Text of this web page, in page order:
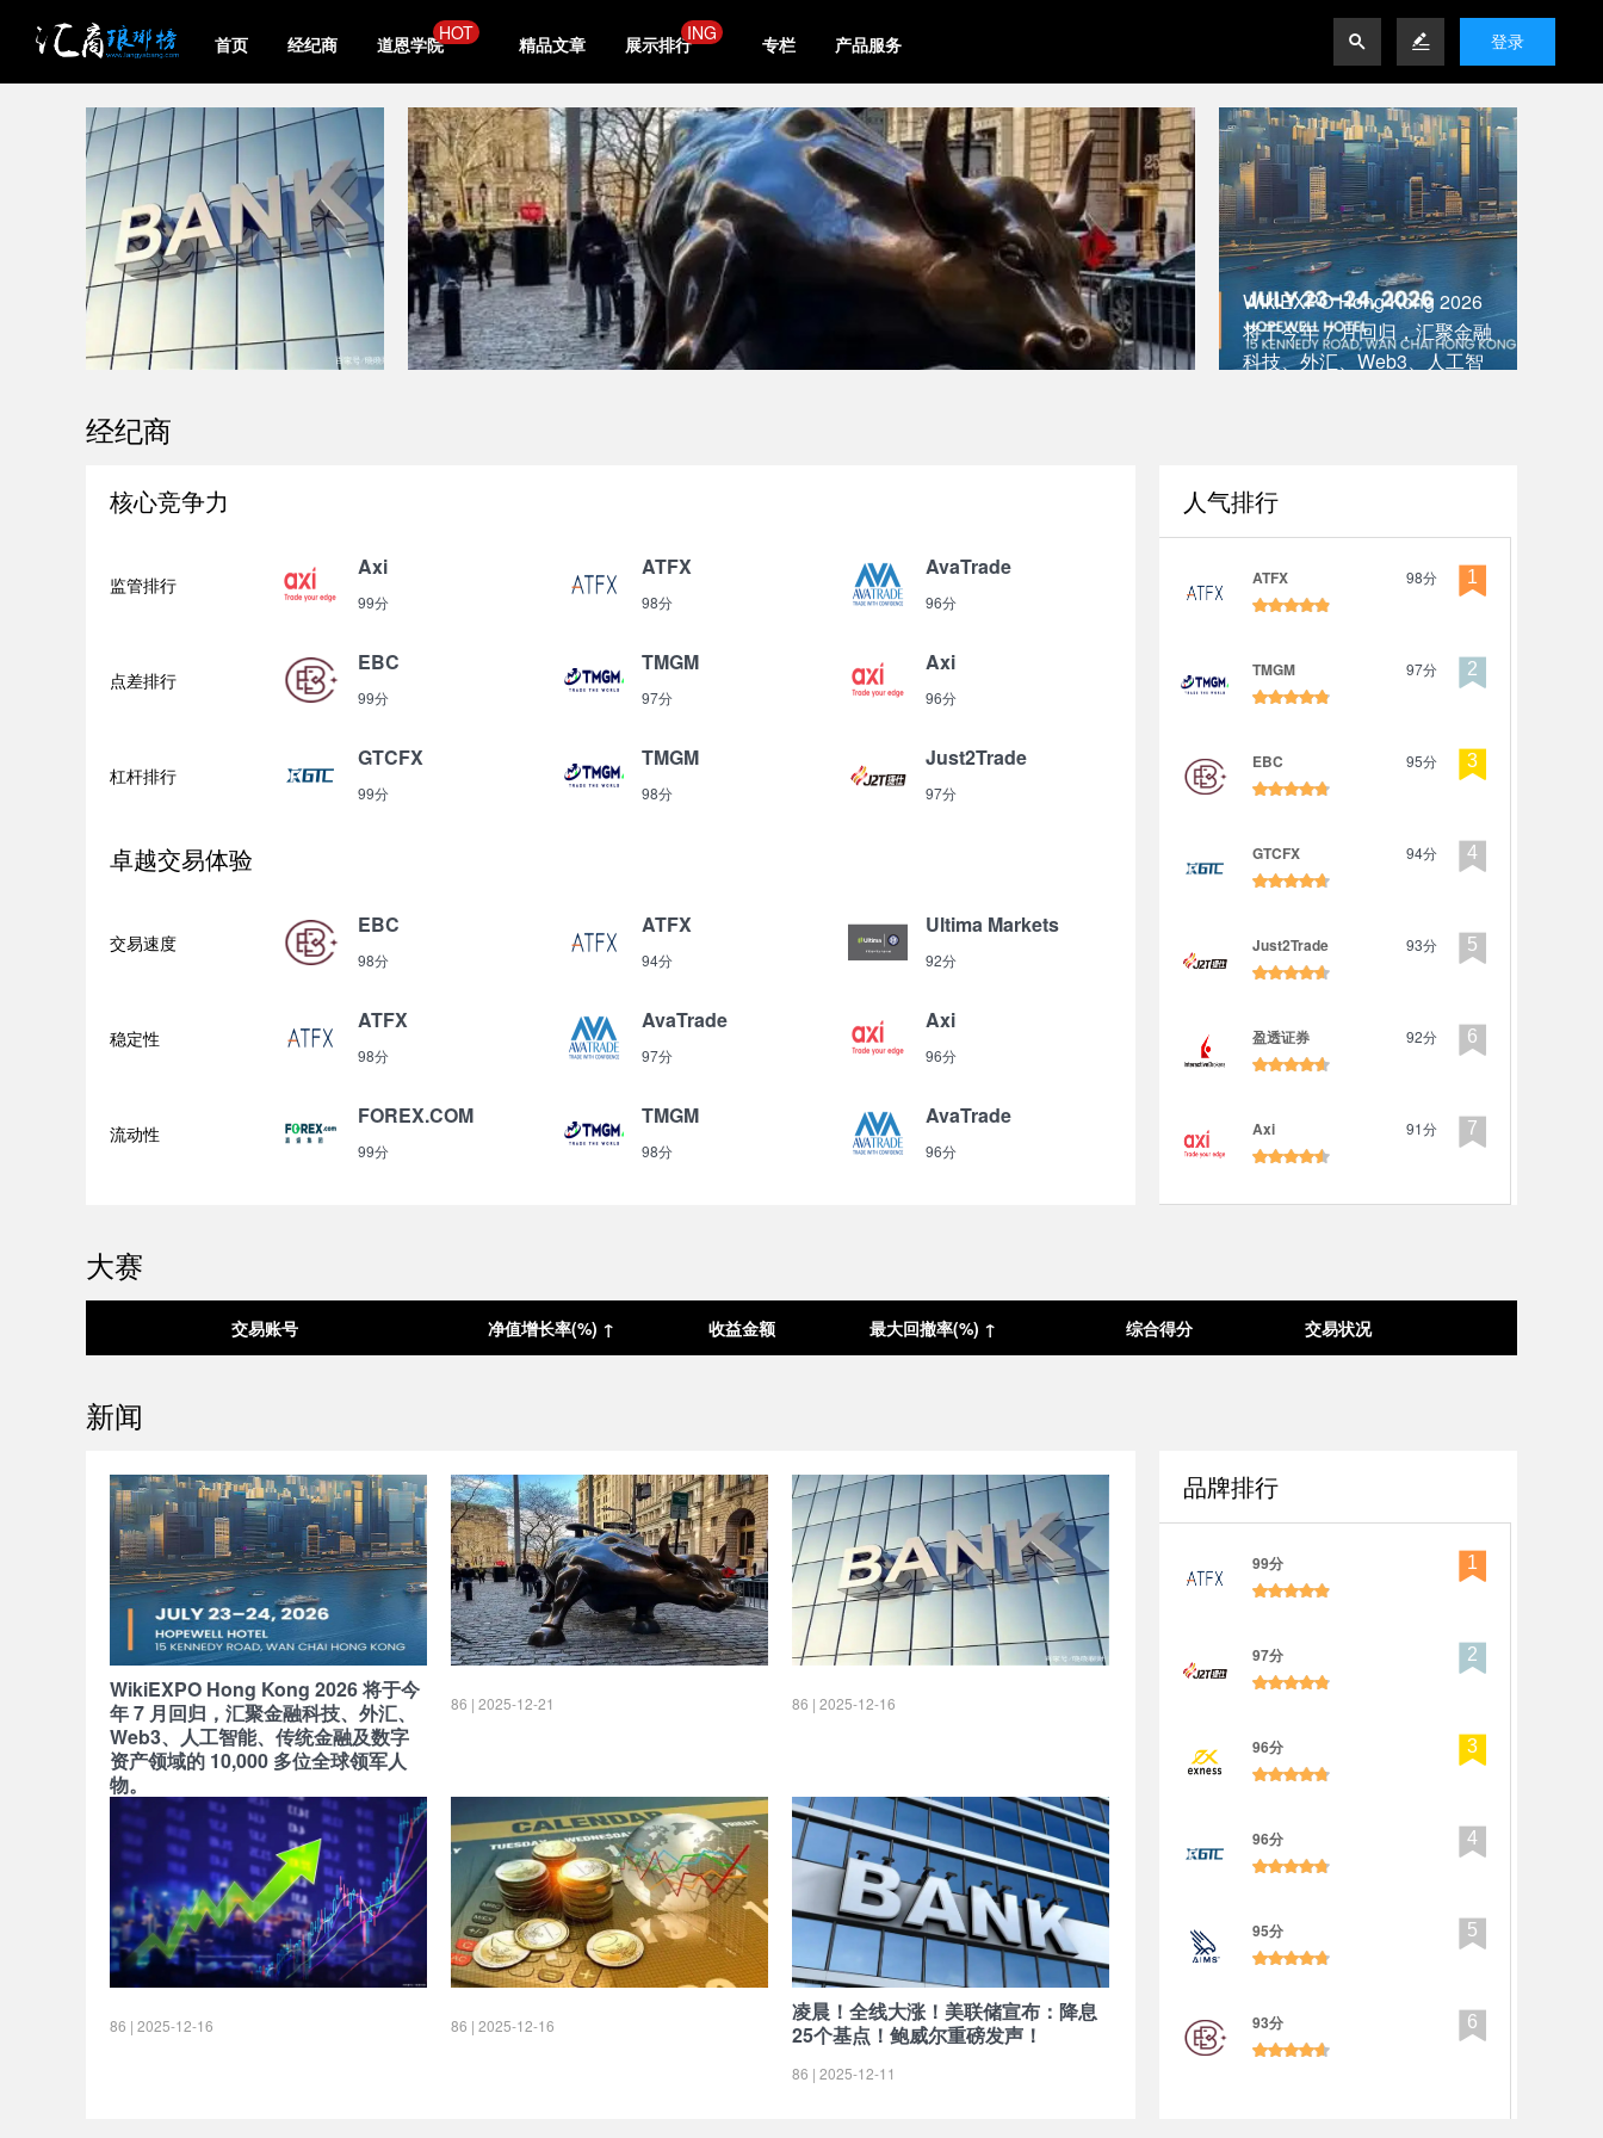
首页 经纪商 道恩学院HOT 精品文章 展示排行ING 专栏 产品服务   登录
WikiEXPO Hong Kong 2026
将于今年 7 月回归，汇聚金融
科技、外汇、Web3、人工智
经纪商
核心竞争力
监管排行
Axi
99分
ATFX
98分
AvaTrade
96分
点差排行
EBC
99分
TMGM
97分
Axi
96分
杠杆排行
GTCFX
99分
TMGM
98分
Just2Trade
97分
卓越交易体验
交易速度
EBC
98分
ATFX
94分
Ultima Markets
92分
稳定性
ATFX
98分
AvaTrade
97分
Axi
96分
流动性
FOREX.COM
99分
TMGM
98分
AvaTrade
96分
人气排行

1
ATFX 98分

2
TMGM 97分

3
EBC 95分

4
GTCFX 94分

5
Just2Trade 93分

6
盈透证券 92分

7
Axi 91分
大赛
交易账号 净值增长率(%) ↑ 收益金额 最大回撤率(%) ↑ 综合得分 交易状况
新闻
WikiEXPO Hong Kong 2026 将于今
年 7 月回归，汇聚金融科技、外汇、
Web3、人工智能、传统金融及数字
资产领域的 10,000 多位全球领军人
物。
86 | 2026-07-22
86 | 2025-12-21 86 | 2025-12-16
86 | 2025-12-16 86 | 2025-12-16
凌晨！全线大涨！美联储宣布：降息
25个基点！鲍威尔重磅发声！
86 | 2025-12-11
品牌排行

1
99分

2
97分

3
96分

4
96分

5
95分

6
93分